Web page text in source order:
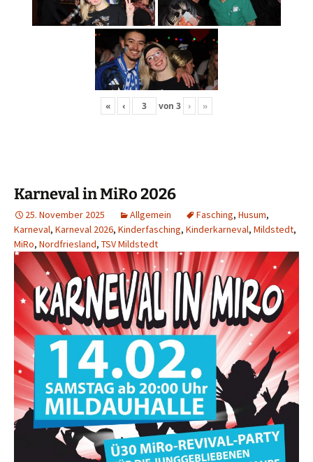
« ‹ von 3 › »
Karneval in MiRo 2026
25. November 2025 Allgemein Fasching, Husum,
Karneval, Karneval 2026, Kinderfasching, Kinderkarneval, Mildstedt,
MiRo, Nordfriesland, TSV Mildstedt